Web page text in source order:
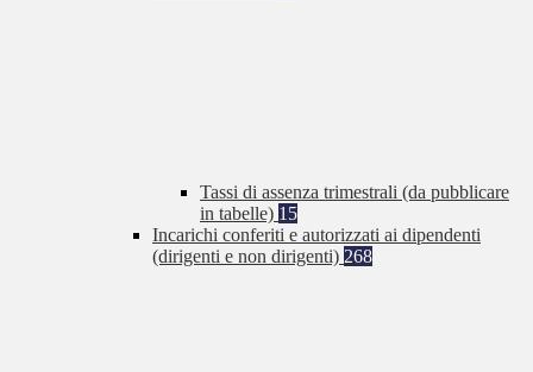
Tassi di assenza trimestrali (da pubblicare
in tabelle) 15
Incarichi conferiti e autorizzati ai dipendenti
(dirigenti e non dirigenti) 268